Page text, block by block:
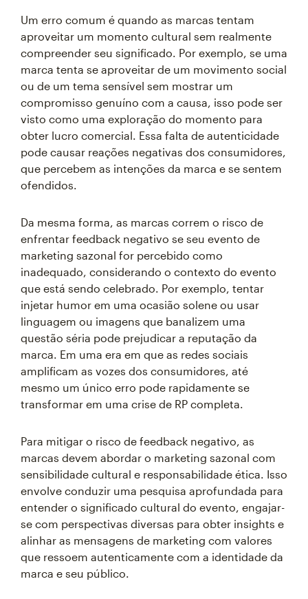
Um erro comum é quando as marcas tentam
aproveitar um momento cultural sem realmente
compreender seu significado. Por exemplo, se uma
marca tenta se aproveitar de um movimento social
ou de um tema sensível sem mostrar um
compromisso genuíno com a causa, isso pode ser
visto como uma exploração do momento para
obter lucro comercial. Essa falta de autenticidade
pode causar reações negativas dos consumidores,
que percebem as intenções da marca e se sentem
ofendidos.
Da mesma forma, as marcas correm o risco de
enfrentar feedback negativo se seu evento de
marketing sazonal for percebido como
inadequado, considerando o contexto do evento
que está sendo celebrado. Por exemplo, tentar
injetar humor em uma ocasião solene ou usar
linguagem ou imagens que banalizem uma
questão séria pode prejudicar a reputação da
marca. Em uma era em que as redes sociais
amplificam as vozes dos consumidores, até
mesmo um único erro pode rapidamente se
transformar em uma crise de RP completa.
Para mitigar o risco de feedback negativo, as
marcas devem abordar o marketing sazonal com
sensibilidade cultural e responsabilidade ética. Isso
envolve conduzir uma pesquisa aprofundada para
entender o significado cultural do evento, engajar-
se com perspectivas diversas para obter insights e
alinhar as mensagens de marketing com valores
que ressoem autenticamente com a identidade da
marca e seu público.